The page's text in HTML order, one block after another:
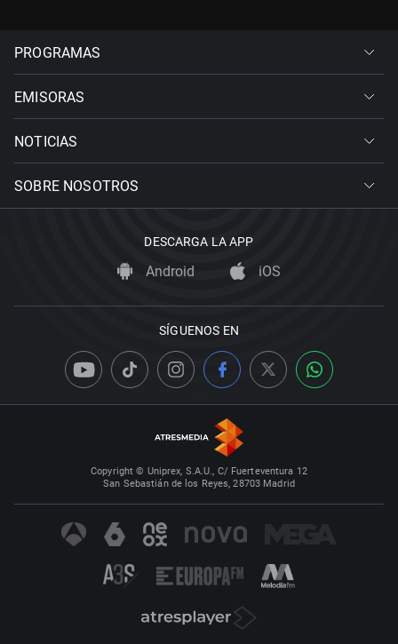
PROGRAMAS
EMISORAS
NOTICIAS
SOBRE NOSOTROS
DESCARGA LA APP
Android iOS
SÍGUENOS EN
Copyright © Uniprex, S.A.U., C/ Fuerteventura 12
San Sebastián de los Reyes, 28703 Madrid